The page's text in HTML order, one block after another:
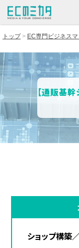
トップ EC専門ビジネス
【通販基
ショップ構築